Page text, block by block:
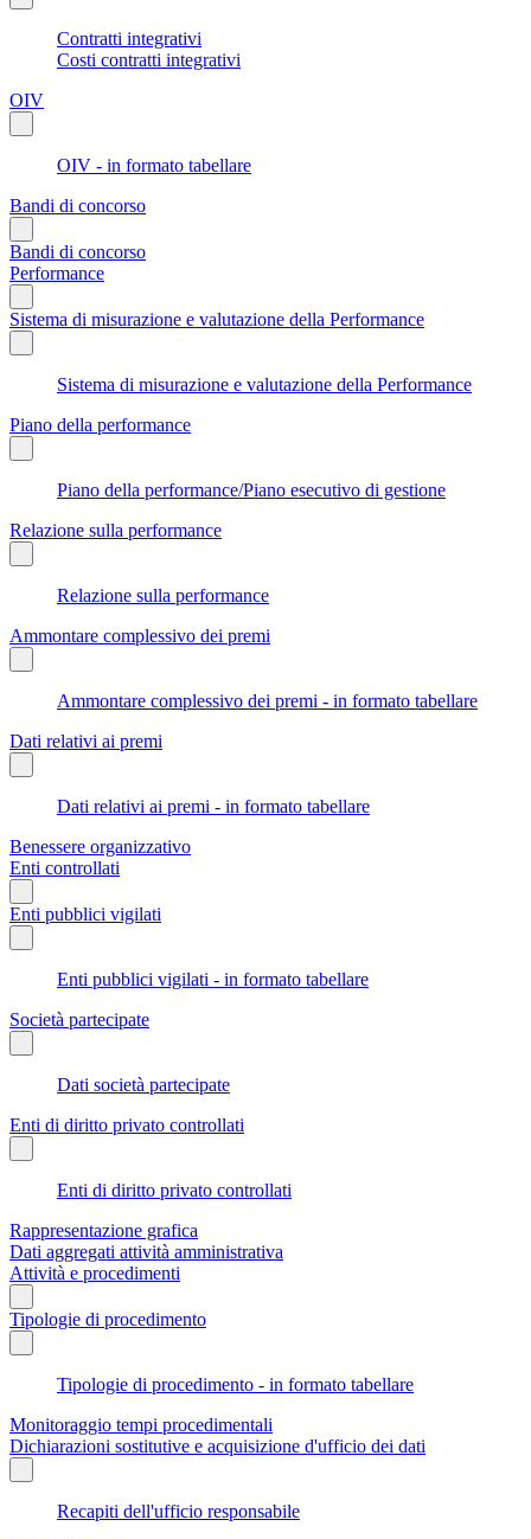
Contratti integrativi
Costi contratti integrativi
OIV
OIV - in formato tabellare
Bandi di concorso
Bandi di concorso
Performance
Sistema di misurazione e valutazione della Performance
Sistema di misurazione e valutazione della Performance
Piano della performance
Piano della performance/Piano esecutivo di gestione
Relazione sulla performance
Relazione sulla performance
Ammontare complessivo dei premi
Ammontare complessivo dei premi - in formato tabellare
Dati relativi ai premi
Dati relativi ai premi - in formato tabellare
Benessere organizzativo
Enti controllati
Enti pubblici vigilati
Enti pubblici vigilati - in formato tabellare
Società partecipate
Dati società partecipate
Enti di diritto privato controllati
Enti di diritto privato controllati
Rappresentazione grafica
Dati aggregati attività amministrativa
Attività e procedimenti
Tipologie di procedimento
Tipologie di procedimento - in formato tabellare
Monitoraggio tempi procedimentali
Dichiarazioni sostitutive e acquisizione d'ufficio dei dati
Recapiti dell'ufficio responsabile